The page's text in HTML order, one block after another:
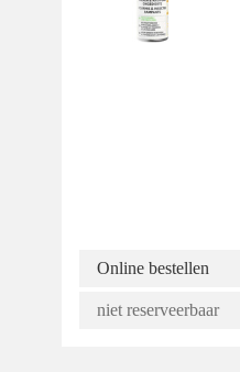
Online bestellen
niet reserveerbaar